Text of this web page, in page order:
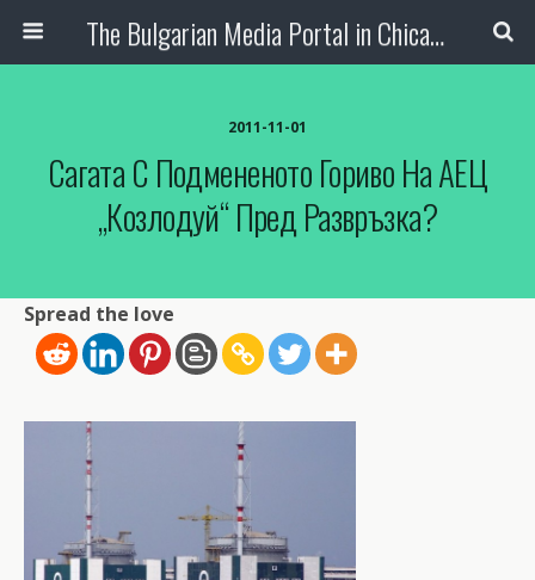
The Bulgarian Media Portal in Chicago
2011-11-01
Сагата С Подмененото Гориво На АЕЦ
„Козлодуй“ Пред Развръзка?
Spread the love